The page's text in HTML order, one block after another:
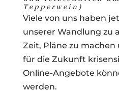
Tepperwein)
Viele von uns haben
unserer Wandlung zu
Zeit, Pläne zu machen
für die Zukunft
Online-Angebote
werden.